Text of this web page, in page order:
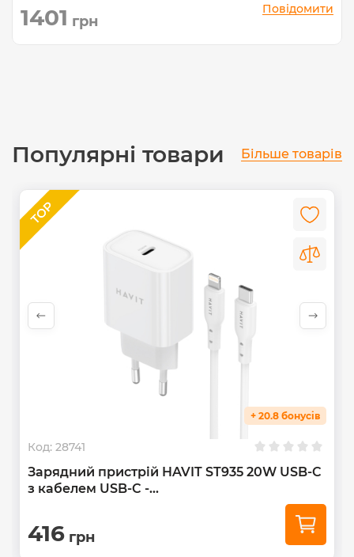
1401 грн
Повідомити
Популярні товари Більше товарів
+ 20.8 бонусів
Код: 28741
Зарядний пристрій HAVIT ST935 20W USB-C
з кабелем USB-C -...
416 грн